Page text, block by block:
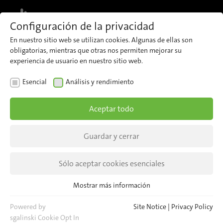
Eventos
NOTICIAS PERCEPCIONES
Conozca a nuestro equipo en las
Configuración de la privacidad
En nuestro sitio web se utilizan cookies. Algunas de ellas son
obligatorias, mientras que otras nos permiten mejorar su
experiencia de usuario en nuestro sitio web.
Esencial Análisis y rendimiento
Aceptar todo
Guardar y cerrar
Sólo aceptar cookies esenciales
Cookies esenciales son necesarias para las funciones básicas del
sitio web. Esto asegura que el sitio web funcione correctamente.
Mostrar más información
Powered by
sgalinski Cookie Opt In
Site Notice | Privacy Policy